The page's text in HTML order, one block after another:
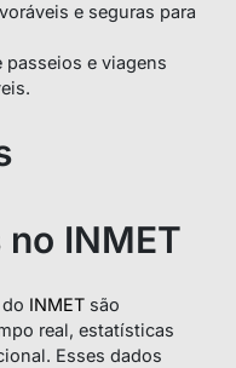
e seguras para
passeios e viagens
INMET
INMET são
real, estatísticas
Esses dados